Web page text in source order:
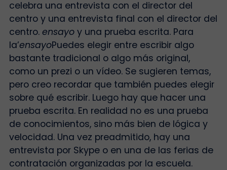
celebra una entrevista con el director del
centro y una entrevista final con el director del
centro. ensayoy una prueba escrita. Para
la’ensayoPuedes elegir entre escribir algo
bastante tradicional o algo más original,
como un prezi o un vídeo. Se sugieren temas,
pero creo recordar que también puedes elegir
sobre qué escribir. Luego hay que hacer una
prueba escrita. En realidad no es una prueba
de conocimientos, sino más bien de lógica y
velocidad. Una vez preadmitido, hay una
entrevista por Skype o en una de las ferias de
contratación organizadas por la escuela.